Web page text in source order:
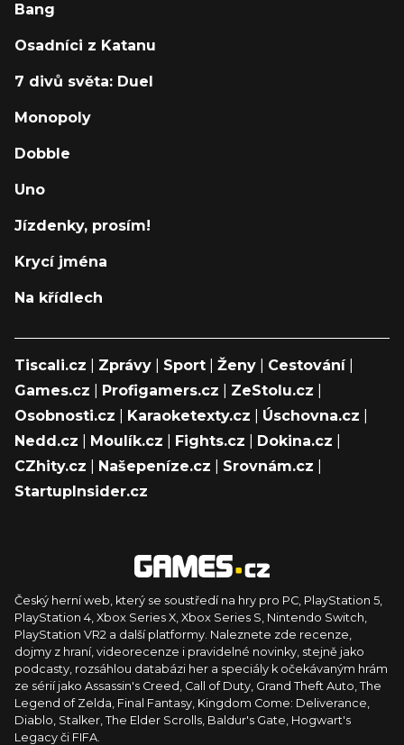
Bang
Osadníci z Katanu
7 divů světa: Duel
Monopoly
Dobble
Uno
Jízdenky, prosím!
Krycí jména
Na křídlech
Tiscali.cz Zprávy Sport Ženy Cestování|
Games.cz
Profigamers.cz ZeStolu.cz
Osobnosti.cz
Karaoketexty.cz Úschovna.cz
Nedd.cz
Moulík.cz Fights.cz Dokina.cz
CZhity.cz
Našepeníze.cz Srovnám.cz
StartupInsider.cz
Český herní web, který se soustředí na hry pro PC, PlayStation 5,
PlayStation 4, Xbox Series X, Xbox Series S, Nintendo Switch,
PlayStation VR2 a další platformy. Naleznete zde recenze,
dojmy z hraní, videorecenze i pravidelné novinky, stejně jako
podcasty, rozsáhlou databázi her a speciály k očekávaným hrám
ze sérií jako Assassin's Creed, Call of Duty, Grand Theft Auto, The
Legend of Zelda, Final Fantasy, Kingdom Come: Deliverance,
Diablo, Stalker, The Elder Scrolls, Baldur's Gate, Hogwart's
Legacy či FIFA.